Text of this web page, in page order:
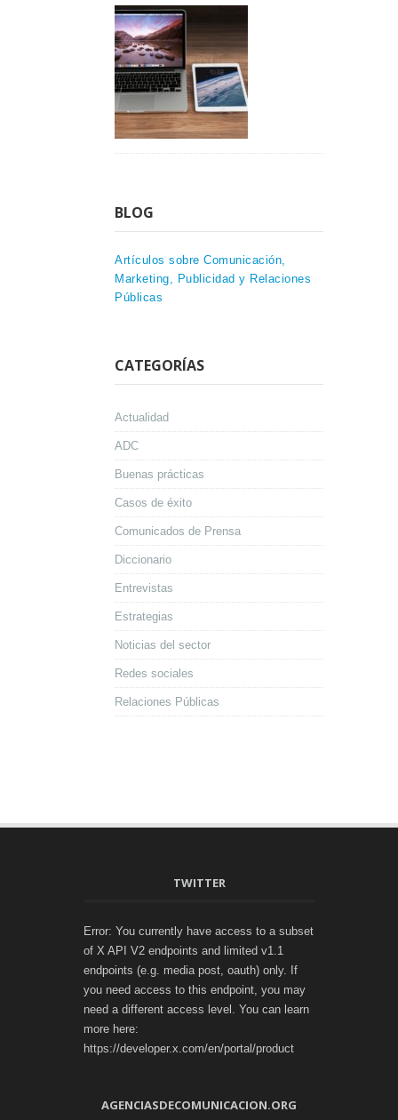
BLOG
Artículos sobre Comunicación,
Marketing, Publicidad y Relaciones
Públicas
CATEGORÍAS
Actualidad
ADC
Buenas prácticas
Casos de éxito
Comunicados de Prensa
Diccionario
Entrevistas
Estrategias
Noticias del sector
Redes sociales
Relaciones Públicas
TWITTER
Error: You currently have access to a subset
of X API V2 endpoints and limited v1.1
endpoints (e.g. media post, oauth) only. If
you need access to this endpoint, you may
need a different access level. You can learn
more here:
https://developer.x.com/en/portal/product
AGENCIASDECOMUNICACION.ORG